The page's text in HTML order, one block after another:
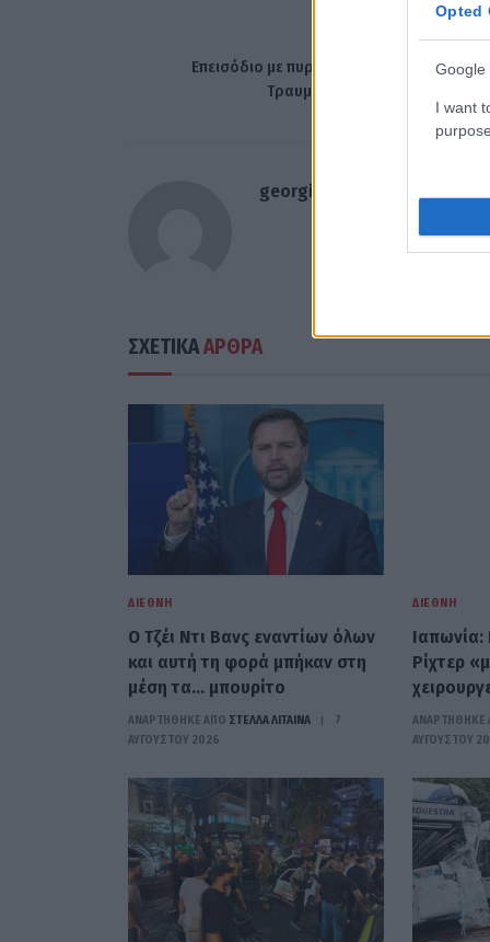
Opted
Google
I want
Επεισόδιο με πυροβολισμούς στη
Τραυματίστηκε ένας
georgiosxt@gmail.com
ΣΧΕΤΙΚΑΑΡΘΡΑ
ΔΙΕΘΝΉ
Ο Τζέι Ντι Βανς εναντίων όλων
και αυτή τη φορά μπήκαν στη
μέση τα… μπουρίτο
ΑΝΑΡΤΗΘΗΚΕ ΑΠΟ ΣΤΈΛΛΑ ΛΊΤΑΙΝΑ
7
ΑΥΓΟΎΣΤΟΥ 2026
ΔΙΕΘΝΉ
Ιαπωνία:
Ρίχτερ
ΑΝΑΡΤΗΘΗΚΕ
ΑΥΓΟΎΣΤΟΥ